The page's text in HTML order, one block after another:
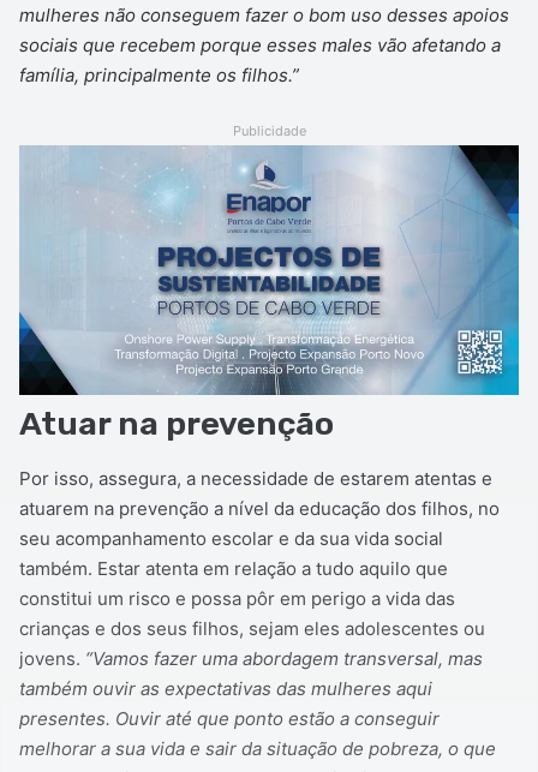
mulheres não conseguem fazer o bom uso desses apoios
sociais que recebem porque esses males vão afetando a
família, principalmente os filhos.”
Publicidade
Atuar na prevenção
Por isso, assegura, a necessidade de estarem atentas e
atuarem na prevenção a nível da educação dos filhos, no
seu acompanhamento escolar e da sua vida social
também. Estar atenta em relação a tudo aquilo que
constitui um risco e possa pôr em perigo a vida das
crianças e dos seus filhos, sejam eles adolescentes ou
jovens. “Vamos fazer uma abordagem transversal, mas
também ouvir as expectativas das mulheres aqui
presentes. Ouvir até que ponto estão a conseguir
melhorar a sua vida e sair da situação de pobreza, o que